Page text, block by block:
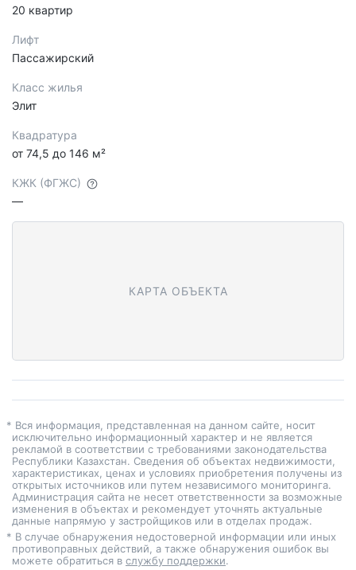
20 квартир
Лифт
Пассажирский
Класс жилья
Элит
Квадратура
от 74,5 до 146 м²
КЖК (ФГЖС)
—
КАРТА ОБЪЕКТА
* Вся информация, представленная на данном сайте, носит
исключительно информационный характер и не является
рекламой в соответствии с требованиями законодательства
Республики Казахстан. Сведения об объектах недвижимости,
характеристиках, ценах и условиях приобретения получены из
открытых источников или путем независимого мониторинга.
Администрация сайта не несет ответственности за возможные
изменения в объектах и рекомендует уточнять актуальные
данные напрямую у застройщиков или в отделах продаж.
* В случае обнаружения недостоверной информации или иных
противоправных действий, а также обнаружения ошибок вы
можете обратиться в службу поддержки.